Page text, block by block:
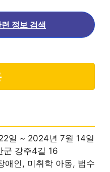
정보 검색
일 ~ 2024년 7월 14일
군 강주4길 16
애인, 미취학 아동, 법수